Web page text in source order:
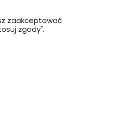
zaakceptować
zgody".